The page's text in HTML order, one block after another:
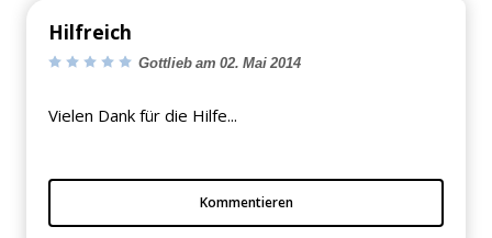
Hilfreich
Gottlieb am 02. Mai 2014
Vielen Dank für die Hilfe...
Kommentieren
Erhalten Sie exklusive Angebote, News und
jederzeit kündbar.